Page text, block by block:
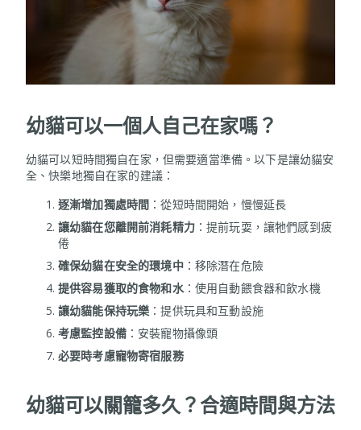
幼貓可以一個人自己在家嗎？
幼貓可以短時間獨自在家，但需要適當準備。以下是讓幼貓安
全、快樂地獨自在家的建議：
逐漸增加獨處時間 ：從短時間開始，慢慢延長
讓幼貓在您離開前消耗精力：提前玩耍，讓牠們感到疲
倦
確保幼貓在安全的環境中：移除潛在危險
提供容易獲取的食物和水：使用自動餵食器和飲水機
讓幼貓能保持玩樂 ：提供玩具和互動設施
考慮監控設備：安裝寵物攝像頭
必要時考慮寵物寄宿服務
幼貓可以關籠多久？合適時間與方法